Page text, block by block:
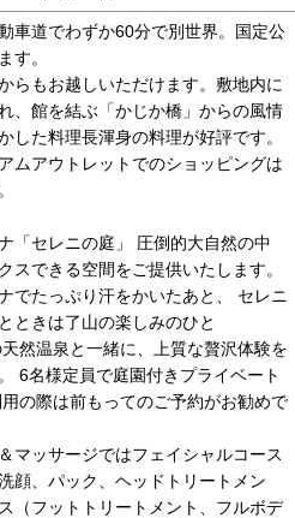
車道でわずか60分で別世界。国定公
す。
らもお越しいただけます。敷地内に
、館を結ぶ「かじか橋」からの風情
した料理長渾身の料理が好評です。
ムアウトレットでのショッピングは
「セレニの庭」 圧倒的大自然の中
スできる空間をご提供いたします。
でたっぷり汗をかいたあと、 セレニ
ときは了山の楽しみのひと
然温泉と一緒に、上質な贅沢体験を
6名様定員で庭園付きプライベート
の際は前もってのご予約がお勧めで
マッサージではフェイシャルコース
顔、パック、ヘッドトリートメン
（フットトリートメント、フルボデ